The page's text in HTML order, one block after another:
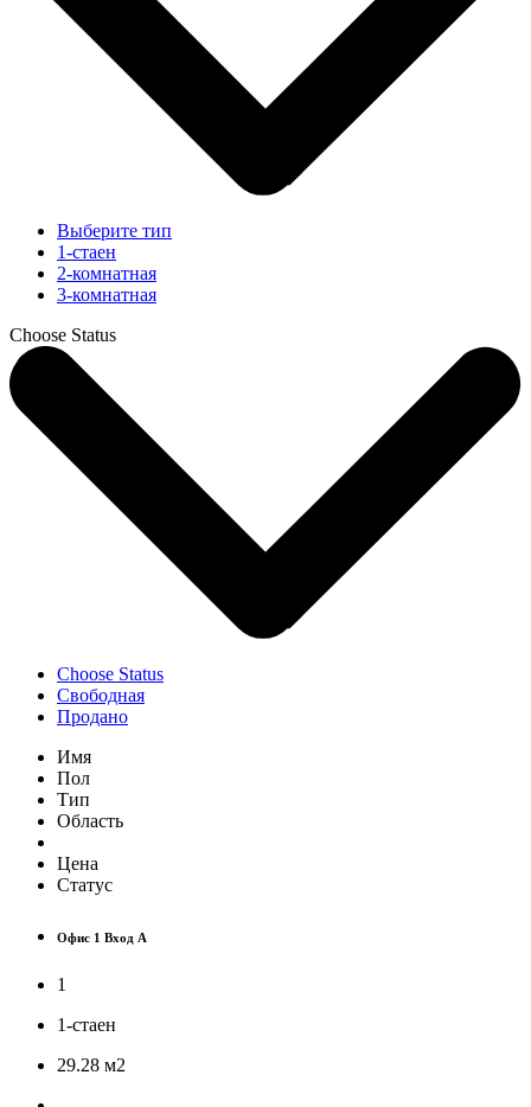
Выберите тип
1-стаен
2-комнатная
3-комнатная
Choose Status
Choose Status
Свободная
Продано
Имя
Пол
Тип
Область
Цена
Статус
Офис 1 Вход А
1
1-стаен
29.28 м2